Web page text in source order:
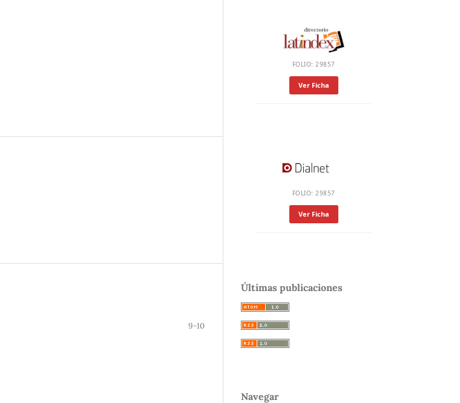
9-10
FOLIO: 29857
Ver Ficha
FOLIO: 29857
Ver Ficha
Últimas publicaciones
Navegar